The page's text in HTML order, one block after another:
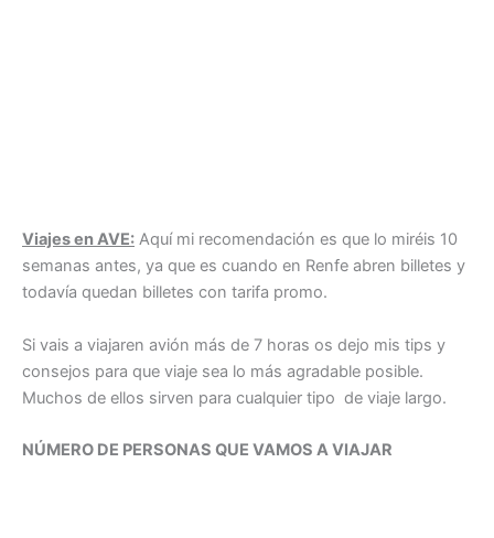
Viajes en AVE: Aquí mi recomendación es que lo miréis 10
semanas antes, ya que es cuando en Renfe abren billetes y
todavía quedan billetes con tarifa promo.
Si vais a viajaren avión más de 7 horas os dejo mis tips y
consejos para que viaje sea lo más agradable posible.
Muchos de ellos sirven para cualquier tipo de viaje largo.
NÚMERO DE PERSONAS QUE VAMOS A VIAJAR